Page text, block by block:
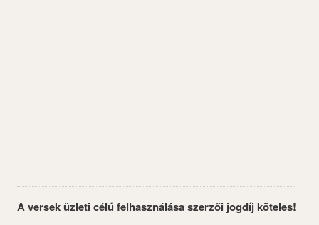
A versek üzleti célú felhasználása szerzői jogdíj köteles!